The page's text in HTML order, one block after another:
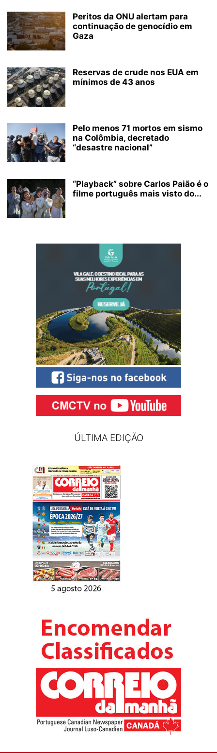
Peritos da ONU alertam para
continuação de genocídio em
Gaza
Reservas de crude nos EUA em
mínimos de 43 anos
Pelo menos 71 mortos em sismo
na Colômbia, decretado
“desastre nacional”
“Playback” sobre Carlos Paião é o
filme português mais visto do...
ÚLTIMA EDIÇÃO